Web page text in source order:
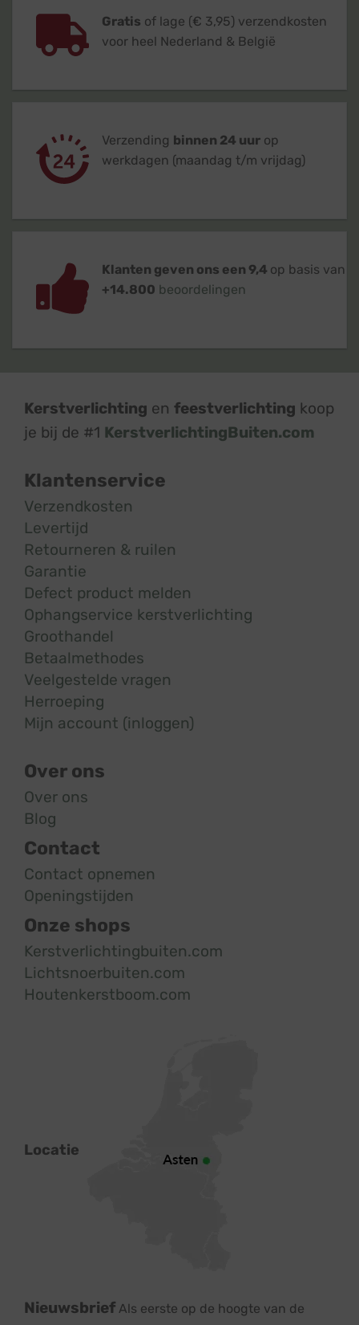
Gratis of lage (€ 3,95) verzendkosten
voor heel Nederland & België
Verzending binnen 24 uur op
werkdagen (maandag t/m vrijdag)
Klanten geven ons een 9,4 op basis van
+14.800 beoordelingen
Kerstverlichting en feestverlichting koop
je bij de #1 KerstverlichtingBuiten.com
Klantenservice
Verzendkosten
Levertijd
Retourneren & ruilen
Garantie
Defect product melden
Ophangservice kerstverlichting
Groothandel
Betaalmethodes
Veelgestelde vragen
Herroeping
Mijn account (inloggen)
Over ons
Over ons
Blog
Contact
Contact opnemen
Openingstijden
Onze shops
Kerstverlichtingbuiten.com
Lichtsnoerbuiten.com
Houtenkerstboom.com
Locatie
Nieuwsbrief Als eerste op de hoogte van de